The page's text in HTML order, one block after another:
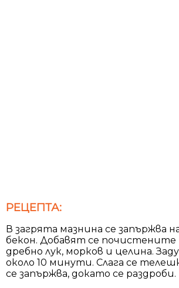
РЕЦЕПТА:
В загрята мазнина се запържва
бекон. Добавят се почистените
дребно лук, морков и целина.
около 10 минути. Слага се
се запържва, докато се раздроби.